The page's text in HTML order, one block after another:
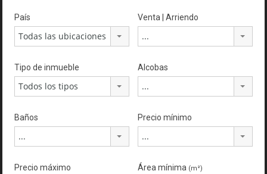
País
Todas las ubicaciones
Venta | Arriendo
...
Tipo de inmueble
Todos los tipos
Alcobas
...
Baños
...
Precio mínimo
...
Precio máximo Área mínima (m²)